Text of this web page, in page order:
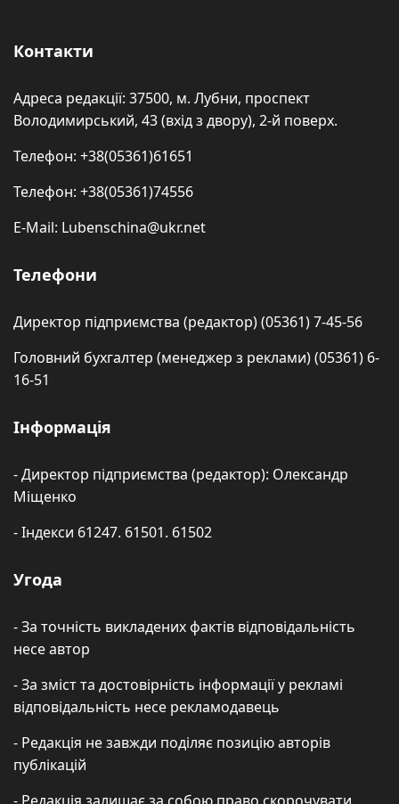
Контакти
Адреса редакції: 37500, м. Лубни, проспект
Володимирський, 43 (вхід з двору), 2-й поверх.
Телефон: +38(05361)61651
Телефон: +38(05361)74556
E-Mail: Lubenschina@ukr.net
Телефони
Директор підприємства (редактор) (05361) 7-45-56
Головний бухгалтер (менеджер з реклами) (05361) 6-
16-51
Інформація
- Директор підприємства (редактор): Олександр
Міщенко
- Індекси 61247. 61501. 61502
Угода
- За точність викладених фактів відповідальність
несе автор
- За зміст та достовірність інформації у рекламі
відповідальність несе рекламодавець
- Редакція не завжди поділяє позицію авторів
публікацій